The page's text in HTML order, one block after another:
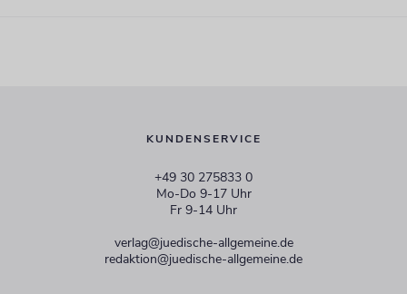
KUNDENSERVICE
+49 30 275833 0
Mo-Do 9-17 Uhr
Fr 9-14 Uhr
verlag@juedische-allgemeine.de
redaktion@juedische-allgemeine.de